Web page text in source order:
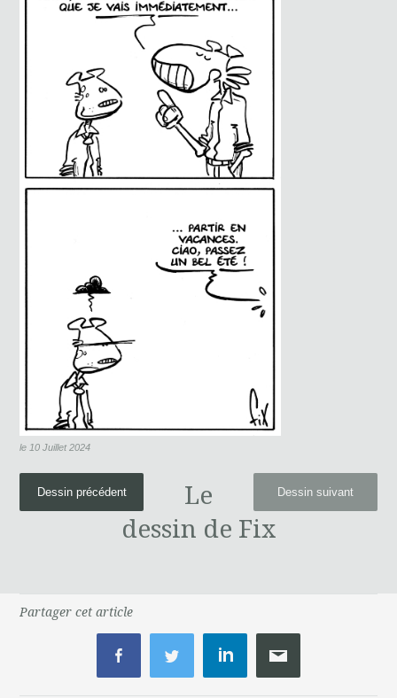
le 10 Juillet 2024
Dessin suivant
Dessin précédent
Le
dessin de Fix
Partager cet article